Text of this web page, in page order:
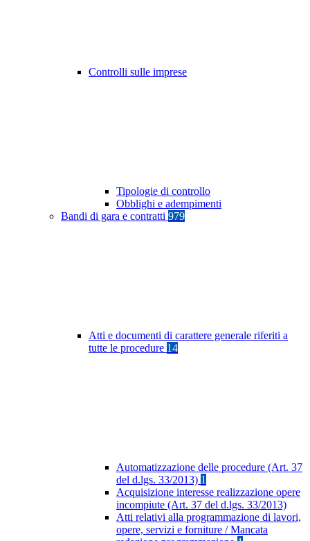
Controlli sulle imprese
Tipologie di controllo
Obblighi e adempimenti
Bandi di gara e contratti 979
Atti e documenti di carattere generale riferiti a
tutte le procedure 14
Automatizzazione delle procedure (Art. 37
del d.lgs. 33/2013) 1
Acquisizione interesse realizzazione opere
incompiute (Art. 37 del d.lgs. 33/2013)
Atti relativi alla programmazione di lavori,
opere, servizi e forniture / Mancata